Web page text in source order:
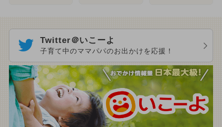
Twitter＠いこーよ
子育て中のママパパのお出かけを応援！